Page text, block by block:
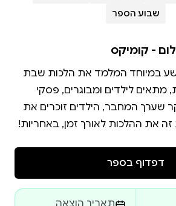
שבוע הספר
- קומיקס
במיוחד המלמד את הלכות שבת
מתאים לילדים ומבוגרים, פסקי
שערך המחבר, הילדים זוכרים את
זה את ההלכות לאורך זמן, באחריות!
דפדוף בספר